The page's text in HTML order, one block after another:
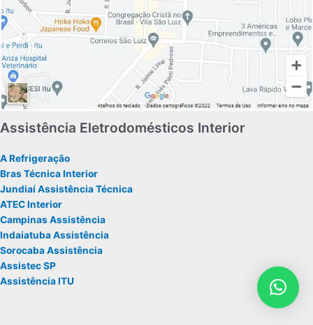
Assistência Eletrodomésticos Interior
A Refrigeração
Bras Técnica Interior
Jundiaí Assistência Técnica
ATEC Interior
Campinas Assistência
Indaiatuba Assistência
Sorocaba Assistência
Assistec SP
Assistência ITU